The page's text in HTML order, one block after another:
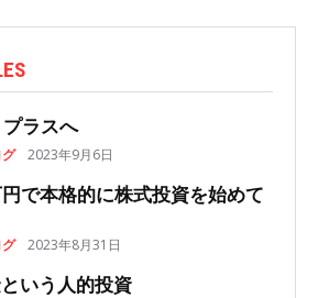
ラスへ
2023年9月6日
で本格的に株式投資を始めて
2023年8月31日
いう人的投資